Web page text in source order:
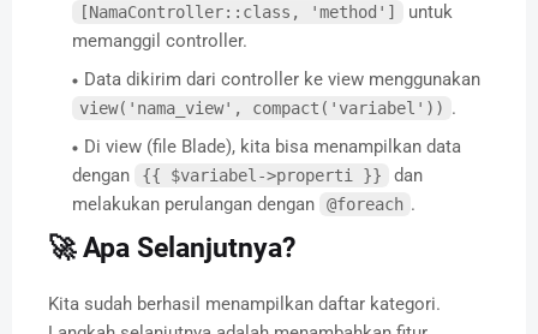
[NamaController::class, 'method']
untuk
memanggil controller.
Data dikirim dari controller ke view menggunakan
view('nama_view', compact('variabel')) .
Di view (file Blade), kita bisa menampilkan data
dengan
{{ $variabel->properti }}
dan
melakukan perulangan dengan
@foreach .
🚀 Apa Selanjutnya?
Kita sudah berhasil menampilkan daftar kategori.